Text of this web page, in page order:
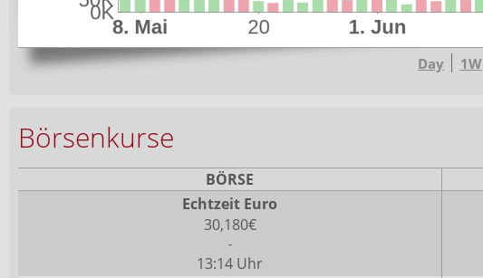
Day 1W
Börsenkurse
BÖRSE
Echtzeit Euro
30,180€
-
13:14 Uhr